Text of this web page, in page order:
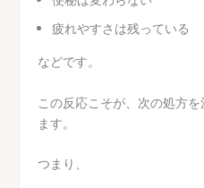
疲れやすさは残っている
などです。
この反応こそが、次の処方
ます。
つまり、